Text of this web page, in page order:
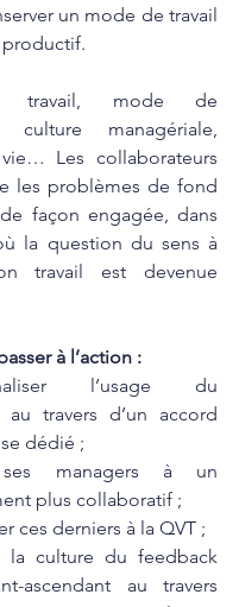
un mode de travail
travail, mode de
culture managériale,
Les collaborateurs
les problèmes de fond
façon engagée, dans
la question du sens à
travail est devenue
à l’action :
l’usage du
au travers d’un accord
dédié ;
ses managers à un
plus collaboratif ;
ces derniers à la QVT ;
la culture du feedback
ascendant au travers